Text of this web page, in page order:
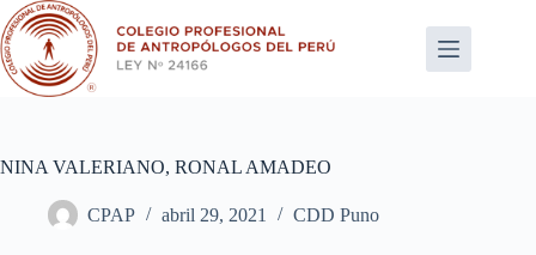
Saltar
al
contenido
NINA VALERIANO, RONAL AMADEO
CPAP abril 29, 2021 CDD Puno